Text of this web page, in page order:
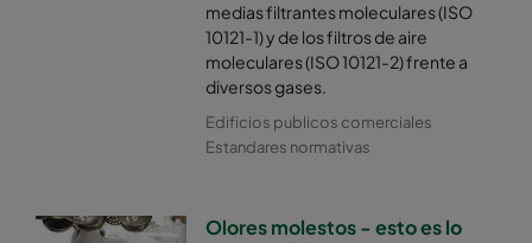
medias filtrantes moleculares (ISO
10121-1) y de los filtros de aire
moleculares (ISO 10121-2) frente a
diversos gases.
Edificios publicos comerciales
Estandares normativas
Olores molestos - esto es lo